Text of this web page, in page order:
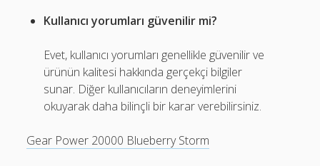
Kullanıcı yorumları güvenilir mi?
Evet, kullanıcı yorumları genellikle güvenilir ve
ürünün kalitesi hakkında gerçekçi bilgiler
sunar. Diğer kullanıcıların deneyimlerini
okuyarak daha bilinçli bir karar verebilirsiniz.
Gear Power 20000 Blueberry Storm